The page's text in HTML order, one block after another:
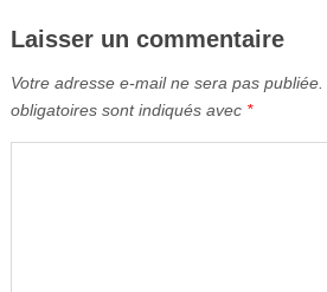
Laisser un commentaire
Votre adresse e-mail ne sera pas publiée.
obligatoires sont indiqués avec *